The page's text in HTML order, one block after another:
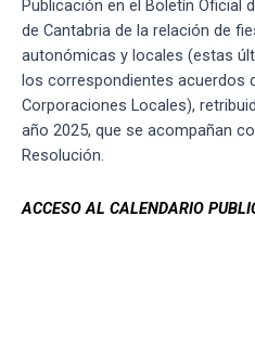
Publicación en el Boletín Oficial
de Cantabria de la relación de
autonómicas y locales (estas
los correspondientes acuerdos
Corporaciones Locales),
año 2025, que se acompañan
Resolución.
ACCESO AL CALENDARIO